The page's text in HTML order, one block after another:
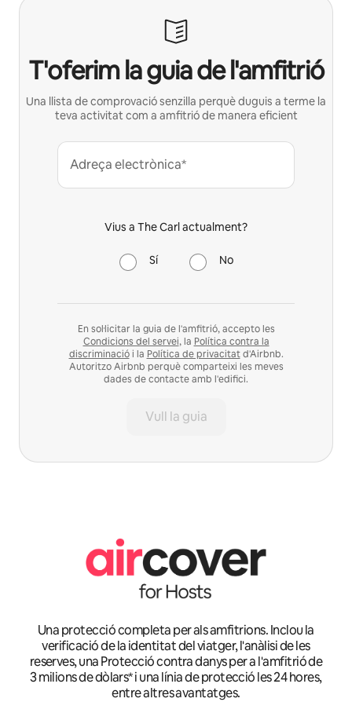
T'oferim la guia de l'amfitrió
Una llista de comprovació senzilla perquè duguis a terme la
teva activitat com a amfitrió de manera eficient
Adreça electrònica*
Vius a The Carl actualment?
Sí No
En sol·licitar la guia de l'amfitrió, accepto les
Condicions del servei, la Política contra la
discriminaciói la Política de privacitatd'Airbnb.
Autoritzo Airbnb perquè comparteixi les meves
dades de contacte amb l'edifici.
Vull la guia
Una protecció completa per als amfitrions. Inclou la
verificació de la identitat del viatger, l'anàlisi de les
reserves, una Protecció contra danys per a l'amfitrió de
3 milions de dòlars* i una línia de protecció les 24 hores,
entre altres avantatges.